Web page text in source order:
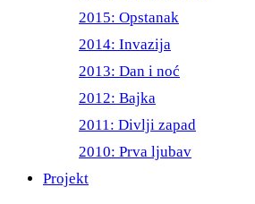
2015: Opstanak
2014: Invazija
2013: Dan i noć
2012: Bajka
2011: Divlji zapad
2010: Prva ljubav
Projekt